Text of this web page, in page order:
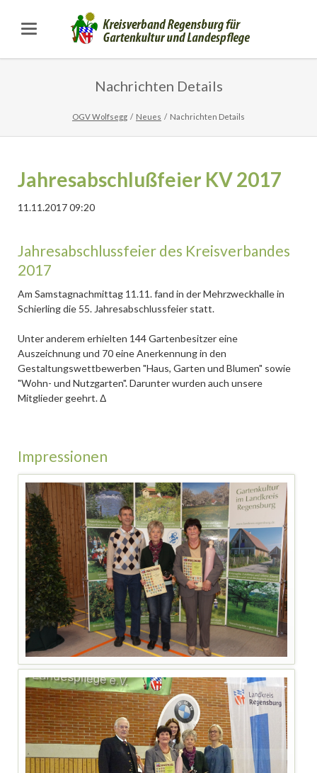
Nachrichten Details
OGV Wolfsegg Neues Nachrichten Details
Jahresabschlußfeier KV 2017
11.11.2017 09:20
Jahresabschlussfeier des Kreisverbandes
2017
Am Samstagnachmittag 11.11. fand in der Mehrzweckhalle in
Schierling die 55. Jahresabschlussfeier statt.
Unter anderem erhielten 144 Gartenbesitzer eine
Auszeichnung und 70 eine Anerkennung in den
Gestaltungswettbewerben "Haus, Garten und Blumen" sowie
"Wohn- und Nutzgarten". Darunter wurden auch unsere
Mitglieder geehrt. Δ
Impressionen